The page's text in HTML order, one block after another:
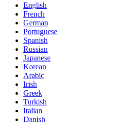
English
French
German
Portuguese
Spanish
Russian
Japanese
Korean
Arabic
Irish
Greek
Turkish
Italian
Danish